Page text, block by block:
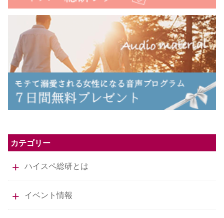
カテゴリー
ハイスペ総研とは
イベント情報